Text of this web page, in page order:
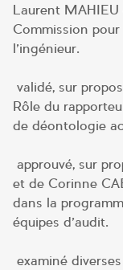
Laurent
Commission
l’ingénieur.
validé, sur
Rôle du
de déontologie
approuvé, sur
et de Corinne
dans la
équipes d’audit.
examiné